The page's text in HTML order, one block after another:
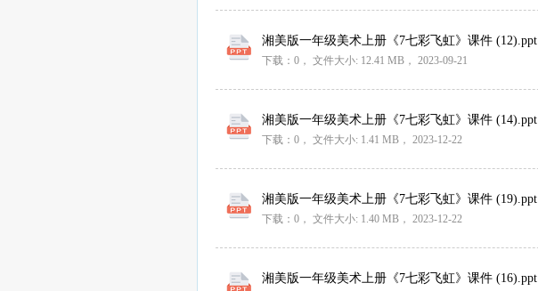
湘美版一年级美术上册《7七彩飞虹》课件 (12).ppt
下载：0， 文件大小: 12.41 MB ， 2023-09-21
湘美版一年级美术上册《7七彩飞虹》课件 (14).ppt
下载：0， 文件大小: 1.41 MB ， 2023-12-22
湘美版一年级美术上册《7七彩飞虹》课件 (19).ppt
下载：0， 文件大小: 1.40 MB ， 2023-12-22
湘美版一年级美术上册《7七彩飞虹》课件 (16).ppt